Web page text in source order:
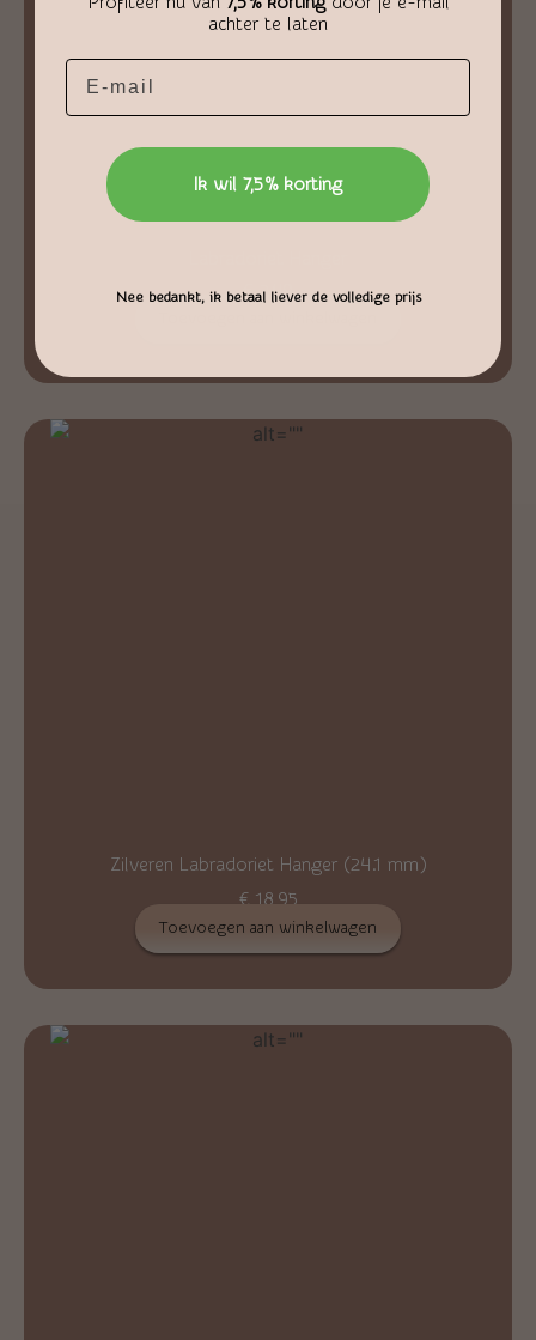
€2,49
Zilveren Labradoriet Hanger (24.1 mm)
€18,95
Toevoegen aan winkelwagen
achter te laten
Email
Ik wil 7,5% korting
Nee bedankt, ik betaal liever de volledige prijs